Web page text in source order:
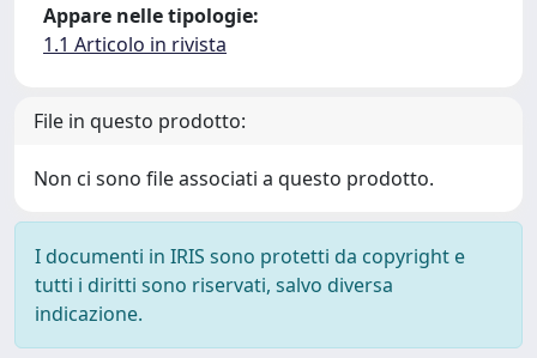
Appare nelle tipologie:
1.1 Articolo in rivista
File in questo prodotto:
Non ci sono file associati a questo prodotto.
I documenti in IRIS sono protetti da copyright e
tutti i diritti sono riservati, salvo diversa
indicazione.